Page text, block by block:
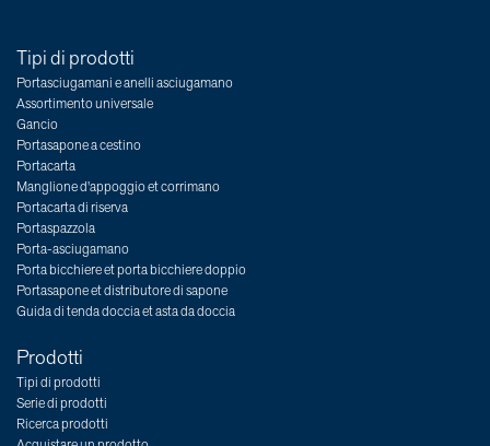
Tipi di prodotti
Portasciugamani e anelli asciugamano
Assortimento universale
Gancio
Portasapone a cestino
Portacarta
Manglione d'appoggio et corrimano
Portacarta di riserva
Portaspazzola
Porta-asciugamano
Porta bicchiere et porta bicchiere doppio
Portasapone et distributore di sapone
Guida di tenda doccia et asta da doccia
Prodotti
Tipi di prodotti
Serie di prodotti
Ricerca prodotti